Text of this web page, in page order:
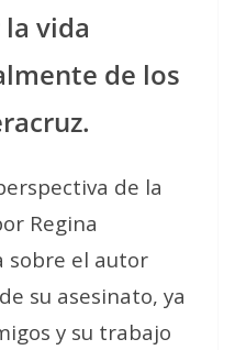
vida
de los
de la
Regina
sobre el autor
su asesinato, ya
y su trabajo